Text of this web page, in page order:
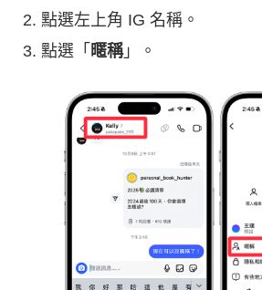
點選左上角 IG 名稱。
點選「 暱稱」。